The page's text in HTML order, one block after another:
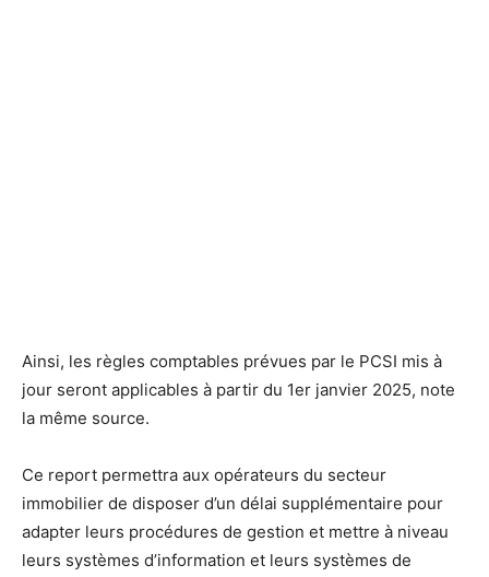
Ainsi, les règles comptables prévues par le PCSI mis à
jour seront applicables à partir du 1er janvier 2025, note
la même source.
Ce report permettra aux opérateurs du secteur
immobilier de disposer d’un délai supplémentaire pour
adapter leurs procédures de gestion et mettre à niveau
leurs systèmes d’information et leurs systèmes de